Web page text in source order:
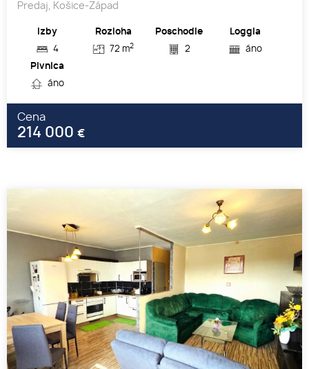
Predaj, Košice-Západ
Izby
4
Rozloha
72 m2
Poschodie
2
Loggia
áno
Pivnica
áno
Cena
214 000 €